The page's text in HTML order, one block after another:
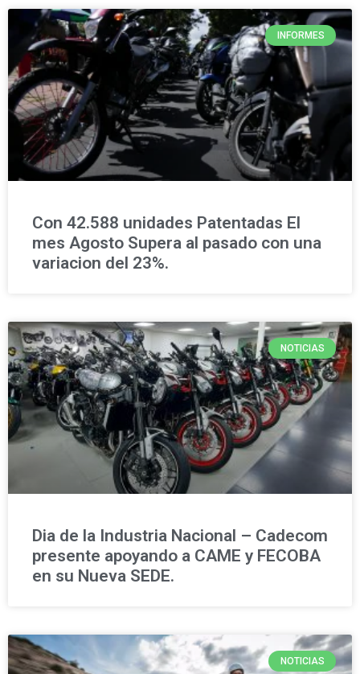
INFORMES
Con 42.588 unidades Patentadas El
mes Agosto Supera al pasado con una
variacion del 23%.
NOTICIAS
Dia de la Industria Nacional – Cadecom
presente apoyando a CAME y FECOBA
en su Nueva SEDE.
NOTICIAS